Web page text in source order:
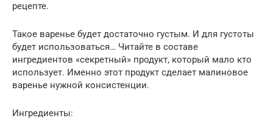
рецепте.
Такое варенье будет достаточно густым. И для густоты
будет использоваться… Читайте в составе
ингредиентов «секретный» продукт, который мало кто
использует. Именно этот продукт сделает малиновое
варенье нужной консистенции.
Ингредиенты: